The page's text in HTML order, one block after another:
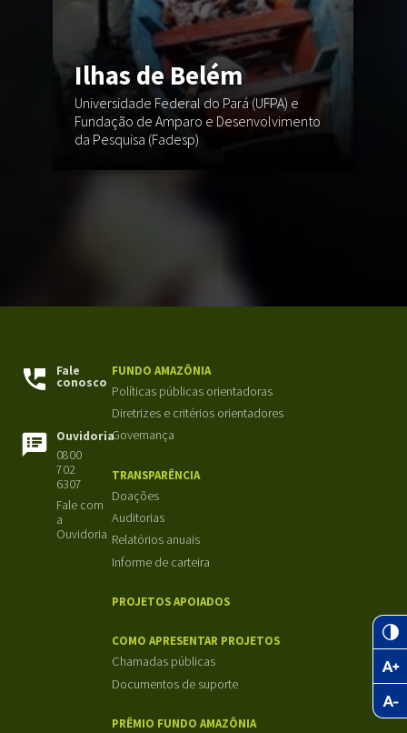
Ilhas de Belém
Universidade Federal do Pará (UFPA) e
Fundação de Amparo e Desenvolvimento
da Pesquisa (Fadesp)
Fale
conosco
Ouvidoria
0800
702
6307
Fale com
a
Ouvidoria
FUNDO AMAZÔNIA
Políticas públicas orientadoras
Diretrizes e critérios orientadores
Governança
TRANSPARÊNCIA
Doações
Auditorias
Relatórios anuais
Informe de carteira
PROJETOS APOIADOS
COMO APRESENTAR PROJETOS
Chamadas públicas
Documentos de suporte
PRÊMIO FUNDO AMAZÔNIA